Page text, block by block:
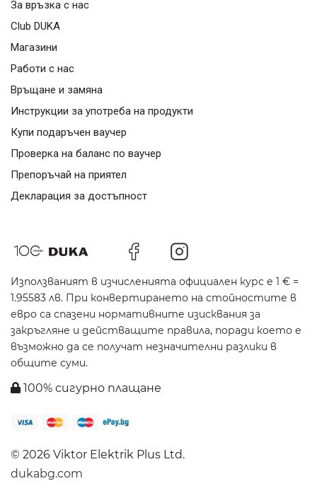
За връзка с нас
Club DUKA
Магазини
Работи с нас
Връщане и замяна
Инструкции за употреба на продукти
Купи подаръчен ваучер
Проверка на баланс по ваучер
Препоръчай на приятел
Декларация за достъпност
Използваният в изчисленията официален курс е 1 € =
1.95583 лв. При конвертирането на стойностите в
евро са спазени нормативните изисквания за
закръгляне и действащите правила, поради което е
възможно да се получат незначителни разлики в
общите суми.
100% сигурно плащане
© 2026 Viktor Elektrik Plus Ltd.
dukabg.com